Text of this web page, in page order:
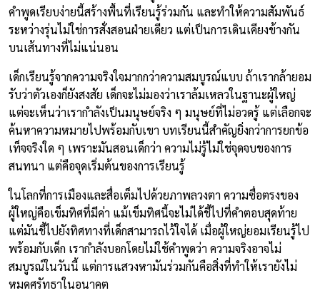
คำพูดเรียบง่ายนี้สร้างพื้นที่เรียนรู้ร่วมกัน และทำให้ความสัมพันธ์
ระหว่างรุ่นไม่ใช่การสั่งสอนฝ่ายเดียว แต่เป็นการเดินเคียงข้างกัน
บนเส้นทางที่ไม่แน่นอน
เด็กเรียนรู้จากความจริงใจมากกว่าความสมบูรณ์แบบ ถ้าเรากล้ายอม
รับว่าตัวเองก็ยังสงสัย เด็กจะไม่มองว่าเราล้มเหลวในฐานะผู้ใหญ่
แต่จะเห็นว่าเรากำลังเป็นมนุษย์จริง ๆ มนุษย์ที่ไม่อวดรู้ แต่เลือกจะ
ค้นหาความหมายไปพร้อมกับเขา บทเรียนนี้สำคัญยิ่งกว่าการยกข้อ
เท็จจริงใด ๆ เพราะมันสอนเด็กว่า ความไม่รู้ไม่ใช่จุดจบของการ
สนทนา แต่คือจุดเริ่มต้นของการเรียนรู้
ในโลกที่การเมืองและสื่อเต็มไปด้วยภาพลวงตา ความซื่อตรงของ
ผู้ใหญ่คือเข็มทิศที่มีค่า แม้เข็มทิศนี้จะไม่ได้ชี้ไปที่คำตอบสุดท้าย
แต่มันชี้ไปยังทิศทางที่เด็กสามารถไว้ใจได้ เมื่อผู้ใหญ่ยอมเรียนรู้ไป
พร้อมกับเด็ก เรากำลังบอกโดยไม่ใช้คำพูดว่า ความจริงอาจไม่
สมบูรณ์ในวันนี้ แต่การแสวงหามันร่วมกันคือสิ่งที่ทำให้เรายังไม่
หมดศรัทธาในอนาคต